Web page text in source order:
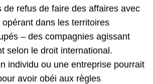
de refus de faire des affaires avec
dans les territoires
– des compagnies agissant
selon le droit international.
individu ou une entreprise pourrait
avoir obéi aux règles